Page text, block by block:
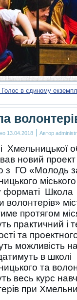
Голос в єдиному
13.04.2018 | Автор
Хмельницької
новий
з ГО «Молодь
форматі
волонтерів»
протягом
практичний і
та
можливість
в школі
та
весь курс
при